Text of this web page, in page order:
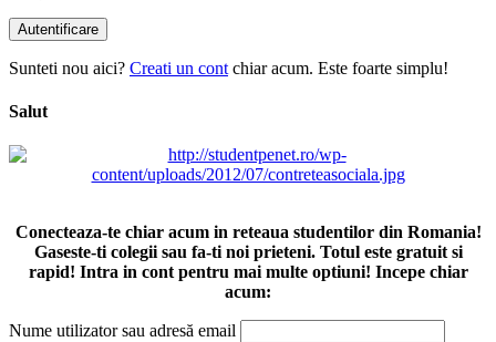
Sunteti nou aici? Creati un cont chiar acum. Este foarte simplu!
Salut
Conecteaza-te chiar acum in reteaua studentilor din Romania!
Gaseste-ti colegii sau fa-ti noi prieteni. Totul este gratuit si
rapid! Intra in cont pentru mai multe optiuni! Incepe chiar
acum:
Nume utilizator sau adresă email